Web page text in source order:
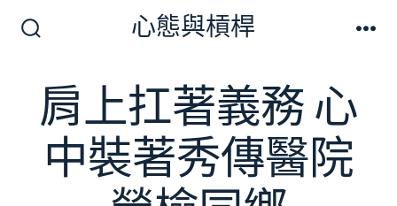
切
換
開
心態與槓桿
肩上扛著義務 心
中裝著秀傳醫院